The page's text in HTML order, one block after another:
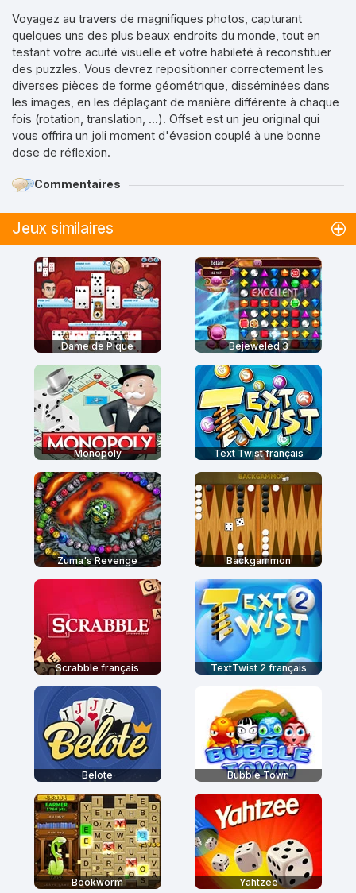
Voyagez au travers de magnifiques photos, capturant
quelques uns des plus beaux endroits du monde, tout en
testant votre acuité visuelle et votre habileté à reconstituer
des puzzles. Vous devrez repositionner correctement les
diverses pièces de forme géométrique, disséminées dans
les images, en les déplaçant de manière différente à chaque
fois (rotation, translation, ...). Offset est un jeu original qui
vous offrira un joli moment d'évasion couplé à une bonne
dose de réflexion.
Commentaires
Jeux similaires
Dame de Pique Bejeweled 3
Monopoly Text Twist français
Zuma's Revenge Backgammon
Scrabble français TextTwist 2 français
Belote Bubble Town
Bookworm Yahtzee